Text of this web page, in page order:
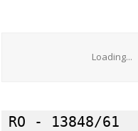
Loading...
RO - 13848/61